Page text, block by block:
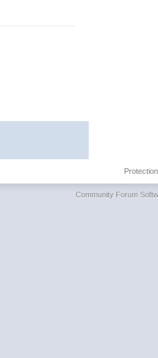
Community Forum